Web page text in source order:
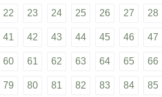
22 23 24 25 26 27 28
41 42 43 44 45 46 47
60 61 62 63 64 65 66
79 80 81 82 83 84 85